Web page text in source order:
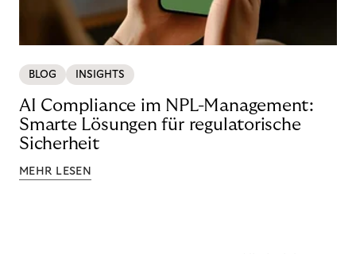
BLOG INSIGHTS
AI Compliance im NPL-Management:
Smarte Lösungen für regulatorische
Sicherheit
MEHR LESEN